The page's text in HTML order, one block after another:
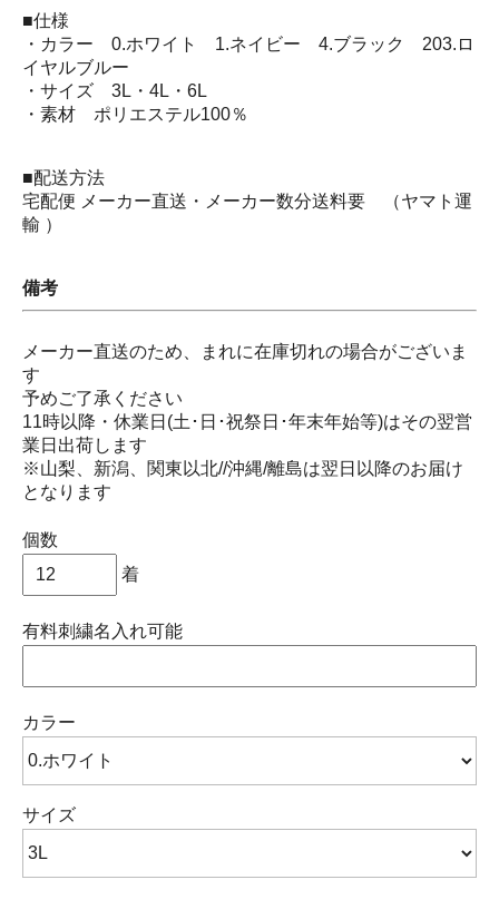
■仕様
・カラー 0.ホワイト 1.ネイビー 4.ブラック 203.ロ
イヤルブルー
・サイズ 3L・4L・6L
・素材 ポリエステル100％
■配送方法
宅配便 メーカー直送・メーカー数分送料要 （ヤマト運
輸 ）
備考
メーカー直送のため、まれに在庫切れの場合がございま
す
予めご了承ください
11時以降・休業日(土･日･祝祭日･年末年始等)はその翌営
業日出荷します
※山梨、新潟、関東以北//沖縄/離島は翌日以降のお届け
となります
個数
着
有料刺繍名入れ可能
カラー
サイズ